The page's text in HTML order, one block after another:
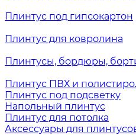
Плинтус под гипсокартон
Плинтус для ковролина
Плинтусы, бордюры,
Плинтус ПВХ и
Плинтус под подсветку
Напольный плинтус
Плинтус для потолка
Аксессуары для